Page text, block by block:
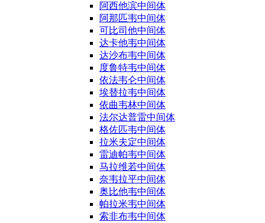
阿西他滨中间体
阿那匹韦中间体
可比司他中间体
达卡他韦中间体
达沙布韦中间体
度鲁特韦中间体
依法韦仑中间体
埃替拉韦中间体
依曲韦林中间体
法尔达普雷中间体
格佐匹韦中间体
拉米夫定中间体
雷迪帕韦中间体
马拉维若中间体
奈韦拉平中间体
奥比他韦中间体
帕拉米韦中间体
索非布韦中间体